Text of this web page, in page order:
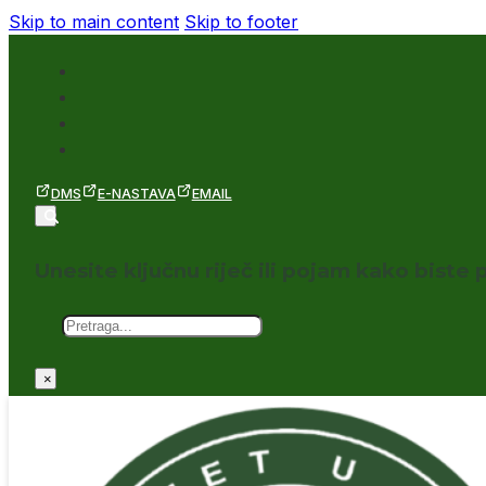
Skip to main content Skip to footer
DMS E-NASTAVA EMAIL
Unesite ključnu riječ ili pojam kako biste
Pretraga
×